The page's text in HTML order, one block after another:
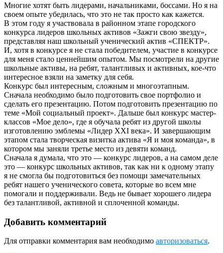
Многие хотят быть лидерами, начальниками, боссами. Но я на
своем опыте убедилась, что это не так просто как кажется.
В этом году я участвовала в районном этапе городского
конкурса лидеров школьных активов «Зажги свою звезду»,
представляя наш школьный ученический актив «СПЕКТР».
И, хотя в конкурсе я не стала победителем, участие в конкурсе
для меня стало ценнейшим опытом. Мы посмотрели на другие
школьные активы, на ребят, талантливых и активных, кое-что
интересное взяли на заметку для себя.
Конкурс был интересным, сложным и многоэтапным.
Сначала необходимо было подготовить свое портфолио и
сделать его презентацию. Потом подготовить презентацию по
теме «Мой социальный проект». Дальше был конкурс мастер-
классов «Мое дело», где я обучала ребят из другой школы
изготовлению эмблемы «Лидер XXI века». И завершающим
этапом стала творческая визитка актива «Я и моя команда», в
котором мы заняли третье место из девяти команд.
Сначала я думала, что это — конкурс лидеров, а на самом деле
это — конкурс школьных активов, так как ни к одному этапу
я не смогла бы подготовиться без помощи замечательных
ребят нашего ученического совета, которые во всем мне
помогали и поддерживали. Ведь не бывает хорошего лидера
без талантливой, активной и сплоченной команды.
Добавить комментарий
Для отправки комментария вам необходимо авторизоваться.